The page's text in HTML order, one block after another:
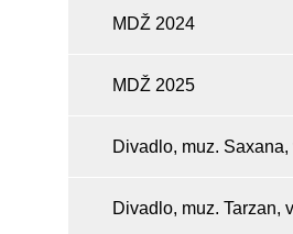
MDŽ 2024
MDŽ 2025
Divadlo, muz. Saxana,
Divadlo, muz. Tarzan,